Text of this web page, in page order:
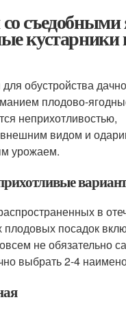
съедобными
кустарники
обустройства
плодово-
неприхотливостью,
видом и
урожаем.
в
плодовых посадок
не обязательно
выбрать 2-4